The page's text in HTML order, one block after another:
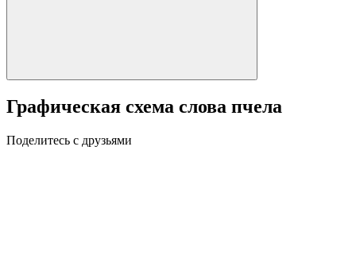
Графическая схема слова пчела
Поделитесь с друзьями